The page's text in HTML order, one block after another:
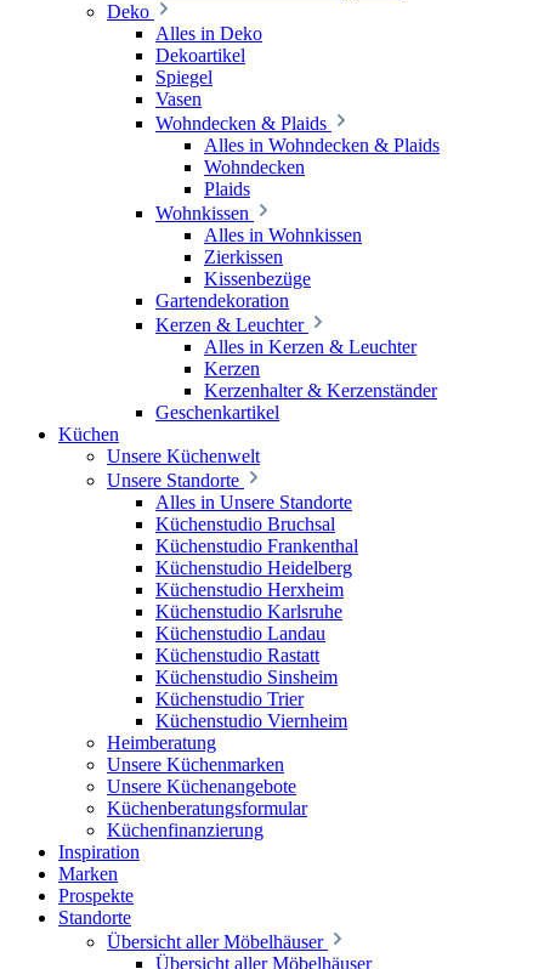
Deko
Alles in Deko
Dekoartikel
Spiegel
Vasen
Wohndecken & Plaids
Alles in Wohndecken & Plaids
Wohndecken
Plaids
Wohnkissen
Alles in Wohnkissen
Zierkissen
Kissenbezüge
Gartendekoration
Kerzen & Leuchter
Alles in Kerzen & Leuchter
Kerzen
Kerzenhalter & Kerzenständer
Geschenkartikel
Küchen
Unsere Küchenwelt
Unsere Standorte
Alles in Unsere Standorte
Küchenstudio Bruchsal
Küchenstudio Frankenthal
Küchenstudio Heidelberg
Küchenstudio Herxheim
Küchenstudio Karlsruhe
Küchenstudio Landau
Küchenstudio Rastatt
Küchenstudio Sinsheim
Küchenstudio Trier
Küchenstudio Viernheim
Heimberatung
Unsere Küchenmarken
Unsere Küchenangebote
Küchenberatungsformular
Küchenfinanzierung
Inspiration
Marken
Prospekte
Standorte
Übersicht aller Möbelhäuser
Übersicht aller Möbelhäuser